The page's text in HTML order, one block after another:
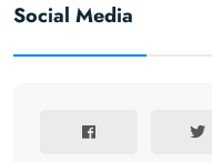
Social Media